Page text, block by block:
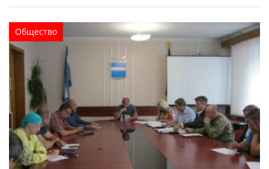
Общество